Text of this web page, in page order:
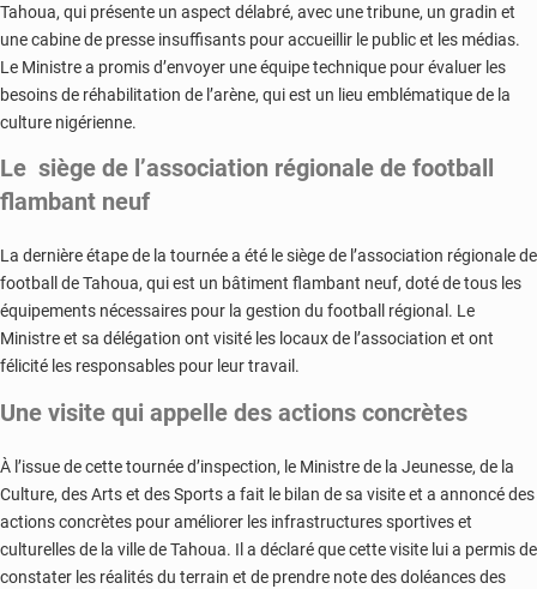
Tahoua, qui présente un aspect délabré, avec une tribune, un gradin et
une cabine de presse insuffisants pour accueillir le public et les médias.
Le Ministre a promis d’envoyer une équipe technique pour évaluer les
besoins de réhabilitation de l’arène, qui est un lieu emblématique de la
culture nigérienne.
Le siège de l’association régionale de football
flambant neuf
La dernière étape de la tournée a été le siège de l’association régionale de
football de Tahoua, qui est un bâtiment flambant neuf, doté de tous les
équipements nécessaires pour la gestion du football régional. Le
Ministre et sa délégation ont visité les locaux de l’association et ont
félicité les responsables pour leur travail.
Une visite qui appelle des actions concrètes
À l’issue de cette tournée d’inspection, le Ministre de la Jeunesse, de la
Culture, des Arts et des Sports a fait le bilan de sa visite et a annoncé des
actions concrètes pour améliorer les infrastructures sportives et
culturelles de la ville de Tahoua. Il a déclaré que cette visite lui a permis de
constater les réalités du terrain et de prendre note des doléances des